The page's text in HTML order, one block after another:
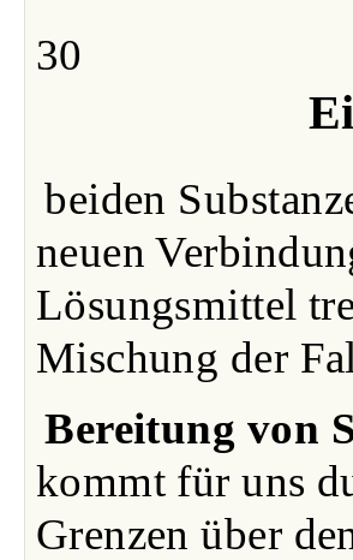
30
beiden
neuen
Lösungsmittel
Mischung der
Bereitung von
kommt für uns
Grenzen über